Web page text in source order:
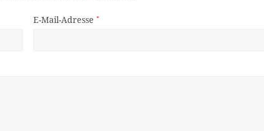
E-Mail-Adresse *